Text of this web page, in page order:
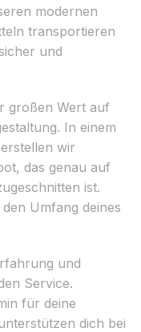
modernen
transportieren
und
großen Wert auf
In einem
wir
das genau auf
ist.
Umfang deines
und
Service.
für deine
dich bei